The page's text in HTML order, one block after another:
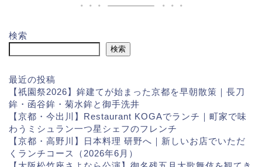
検索
検索
最近の投稿
【祇園祭2026】鉾建てが始まった京都を早朝散策｜長刀
鉾・函谷鉾・菊水鉾と御手洗井
【京都・今出川】Restaurant KOGAでランチ｜町家で味
わうミシュラン一つ星シェフのフレンチ
【京都・高野川】日本料理 研野へ｜新しいお店でいただ
くランチコース（2026年6月）